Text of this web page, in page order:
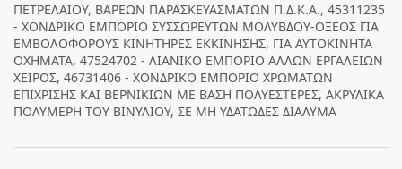
ΠΕΤΡΕΛΑΙΟΥ, ΒΑΡΕΩΝ ΠΑΡΑΣΚΕΥΑΣΜΑΤΩΝ Π.Δ.Κ.Α., 45311235
- ΧΟΝΔΡΙΚΟ ΕΜΠΟΡΙΟ ΣΥΣΣΩΡΕΥΤΩΝ ΜΟΛΥΒΔΟΥ-ΟΞΕΟΣ ΓΙΑ
ΕΜΒΟΛΟΦΟΡΟΥΣ ΚΙΝΗΤΗΡΕΣ ΕΚΚΙΝΗΣΗΣ, ΓΙΑ ΑΥΤΟΚΙΝΗΤΑ
ΟΧΗΜΑΤΑ, 47524702 - ΛΙΑΝΙΚΟ ΕΜΠΟΡΙΟ ΑΛΛΩΝ ΕΡΓΑΛΕΙΩΝ
ΧΕΙΡΟΣ, 46731406 - ΧΟΝΔΡΙΚΟ ΕΜΠΟΡΙΟ ΧΡΩΜΑΤΩΝ
ΕΠΙΧΡΙΣΗΣ ΚΑΙ ΒΕΡΝΙΚΙΩΝ ΜΕ ΒΑΣΗ ΠΟΛΥΕΣΤΕΡΕΣ, ΑΚΡΥΛΙΚΑ
ΠΟΛΥΜΕΡΗ ΤΟΥ ΒΙΝΥΛΙΟΥ, ΣΕ ΜΗ ΥΔΑΤΩΔΕΣ ΔΙΑΛΥΜΑ